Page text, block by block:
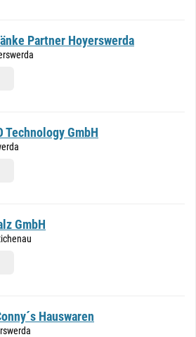
Partner Hoyerswerda
Technology GmbH
GmbH
Hauswaren